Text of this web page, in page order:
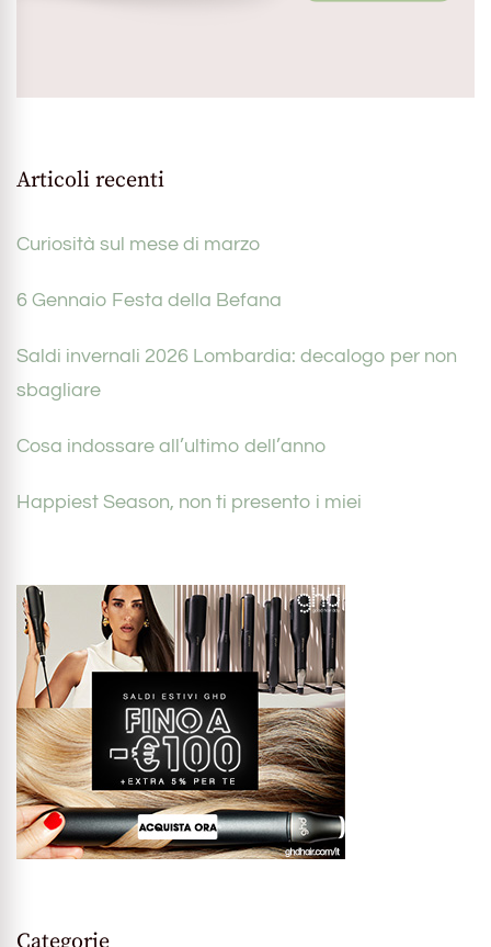
Articoli recenti
Curiosità sul mese di marzo
6 Gennaio Festa della Befana
Saldi invernali 2026 Lombardia: decalogo per non
sbagliare
Cosa indossare all’ultimo dell’anno
Happiest Season, non ti presento i miei